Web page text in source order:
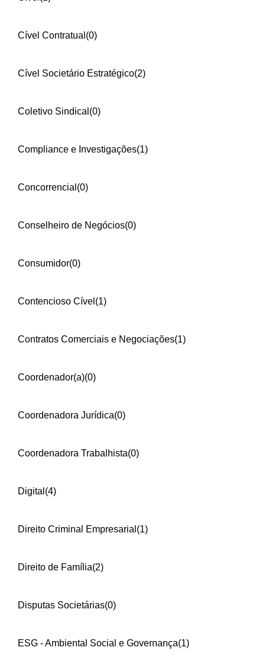
Cível Contratual (0)
Cível Societário Estratégico(2)
Coletivo Sindical (0)
Compliance e Investigações(1)
Concorrencial (0)
Conselheiro de Negócios(0)
Consumidor(0)
Contencioso Cível (1)
Contratos Comerciais e Negociações(1)
Coordenador(a)(0)
Coordenadora Jurídica(0)
Coordenadora Trabalhista(0)
Digital (4)
Direito Criminal Empresarial (1)
Direito de Família(2)
Disputas Societárias(0)
ESG - Ambiental Social e Governança(1)